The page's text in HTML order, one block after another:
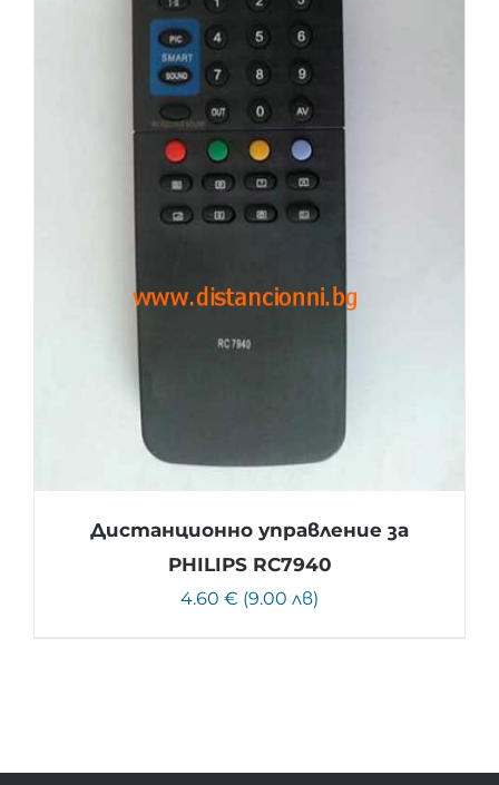
Дистанционно управление за
PHILIPS RC7940
4.60 € (9.00 лв)